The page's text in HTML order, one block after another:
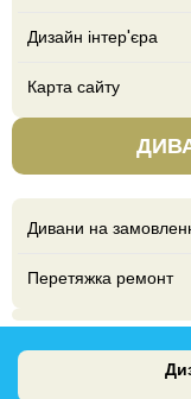
Дизайн інтер'єра
Карта сайту
Дивани на
Перетяжка ремонт